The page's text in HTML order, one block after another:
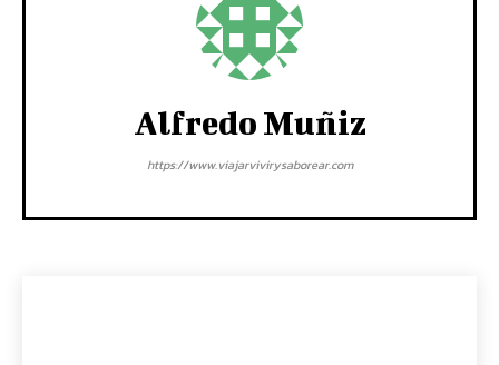
Alfredo Muñiz
https://www.viajarvivirysaborear.com